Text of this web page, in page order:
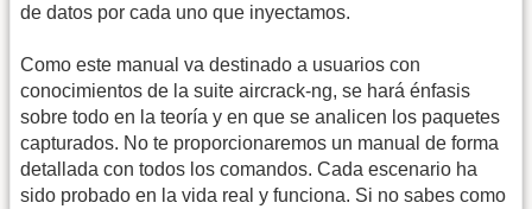
de datos por cada uno que inyectamos.
Como este manual va destinado a usuarios con
conocimientos de la suite aircrack-ng, se hará énfasis
sobre todo en la teoría y en que se analicen los paquetes
capturados. No te proporcionaremos un manual de forma
detallada con todos los comandos. Cada escenario ha
sido probado en la vida real y funciona. Si no sabes como